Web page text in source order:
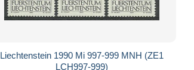
Liechtenstein 1990 Mi 997-999 MNH (ZE1
LCH997-999)